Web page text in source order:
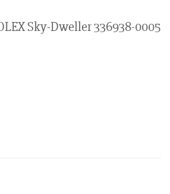
Sky-Dweller 336938-0005